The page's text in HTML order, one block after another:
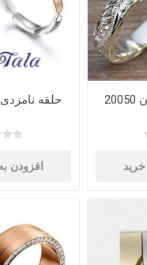
حلقه نامزدی
افزودن